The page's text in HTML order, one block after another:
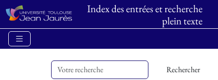
Index des entrées et recherche
plein texte
Rechercher